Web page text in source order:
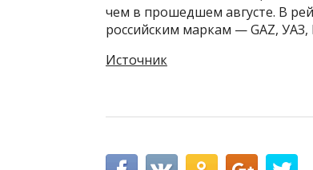
чем в прошедшем августе. В
российским маркам — GAZ, УАЗ,
Источник